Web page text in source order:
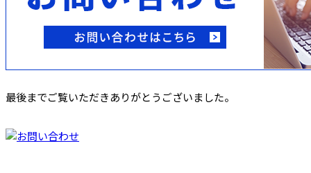
最後までご覧いただきありがとうございました。